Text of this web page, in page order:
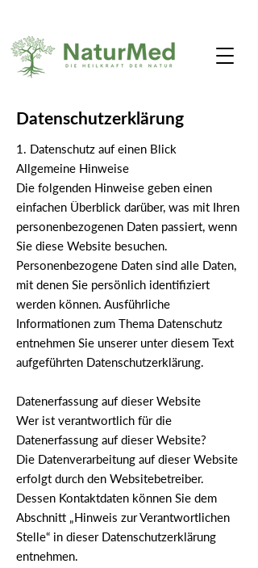
Datenschutzerklärung
1. Datenschutz auf einen Blick
Allgemeine Hinweise
Die folgenden Hinweise geben einen
einfachen Überblick darüber, was mit Ihren
personenbezogenen Daten passiert, wenn
Sie diese Website besuchen.
Personenbezogene Daten sind alle Daten,
mit denen Sie persönlich identifiziert
werden können. Ausführliche
Informationen zum Thema Datenschutz
entnehmen Sie unserer unter diesem Text
aufgeführten Datenschutzerklärung.
Datenerfassung auf dieser Website
Wer ist verantwortlich für die
Datenerfassung auf dieser Website?
Die Datenverarbeitung auf dieser Website
erfolgt durch den Websitebetreiber.
Dessen Kontaktdaten können Sie dem
Abschnitt „Hinweis zur Verantwortlichen
Stelle“ in dieser Datenschutzerklärung
entnehmen.